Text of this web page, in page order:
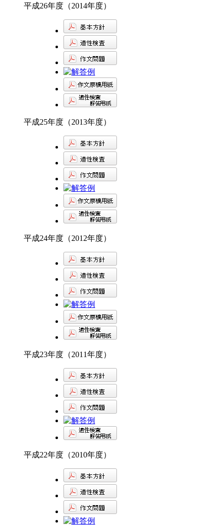
平成26年度（2014年度）
平成25年度（2013年度）
平成24年度（2012年度）
平成23年度（2011年度）
平成22年度（2010年度）